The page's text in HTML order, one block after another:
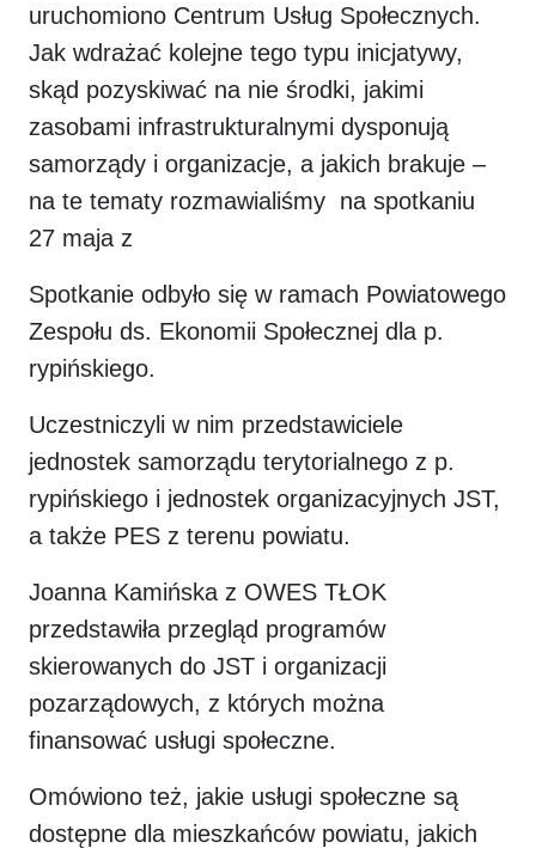
uruchomiono Centrum Usług Społecznych.
Jak wdrażać kolejne tego typu inicjatywy,
skąd pozyskiwać na nie środki, jakimi
zasobami infrastrukturalnymi dysponują
samorządy i organizacje, a jakich brakuje –
na te tematy rozmawialiśmy na spotkaniu
27 maja z
Spotkanie odbyło się w ramach Powiatowego
Zespołu ds. Ekonomii Społecznej dla p.
rypińskiego.
Uczestniczyli w nim przedstawiciele
jednostek samorządu terytorialnego z p.
rypińskiego i jednostek organizacyjnych JST,
a także PES z terenu powiatu.
Joanna Kamińska z OWES TŁOK
przedstawiła przegląd programów
skierowanych do JST i organizacji
pozarządowych, z których można
finansować usługi społeczne.
Omówiono też, jakie usługi społeczne są
dostępne dla mieszkańców powiatu, jakich